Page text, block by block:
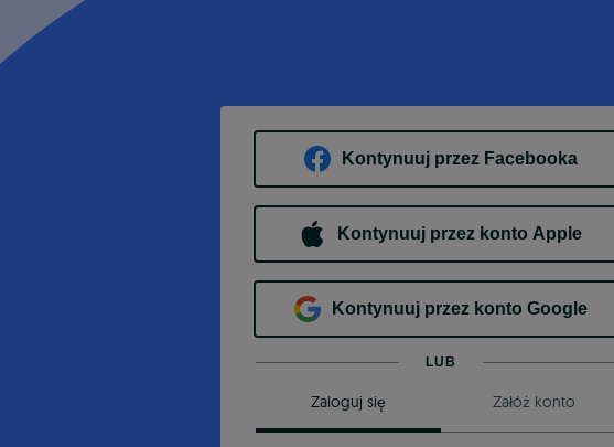
Kontynuuj przez Facebooka
Kontynuuj przez konto Apple
Kontynuuj przez konto Google
LUB
Zaloguj się Załóż konto